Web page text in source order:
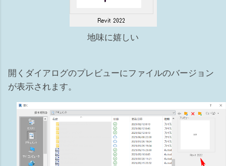
り上部にある要素でも、カテゴリによっては表示される 表示
されるカテゴリ：窓、収納設備、一般モデル Revit HELP↓ 3
部分切断領域が掛かっている 設定したビュー範囲からモデル
が外れている 4 フィルタで非表示にしている ビューごとに
要素を選択して右クリック⇒ビューで非表示⇒要素（カテゴ
リ） ※ビューテンプレートがあてられている場合はカテゴリ
は選択できません 非表示の解除の仕方 ...
地味に嬉しい
開くダイアログのプレビューにファイルのバージョン
が表示されます。